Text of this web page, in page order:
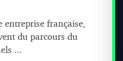
entreprise française,
du parcours du
...